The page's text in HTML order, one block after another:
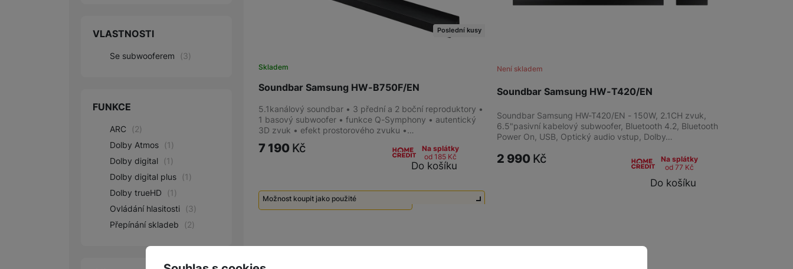
VLASTNOSTI
Se subwooferem (3)
FUNKCE
ARC (2)
Dolby Atmos
(1)
Dolby digital
(1)
Dolby digital plus
(1)
Dolby trueHD
(1)
Ovládání hlasitosti
(3)
Přepínání skladeb
(2)
Soundbar Samsung HW-B750F/EN
Skladem
Poslední kusy
5.1kanálový soundbar • 3 přední a 2 boční reproduktory •
1 basový subwoofer • funkce Q-Symphony • autentický
3D zvuk • efekt prostorového zvuku •…
7 190 Kč
Na splátky
od 185 Kč
Do košíku
Možnost koupit jako použité
Soundbar Samsung HW-T420/EN
Není skladem
Soundbar Samsung HW-T420/EN - 150W, 2.1CH zvuk,
6.5"pasivní kabelový subwoofer, Bluetooth 4.2, Bluetooth
Power On, USB, Optický audio vstup, Dolby…
2 990 Kč
Na splátky
od 77 Kč
Do košíku